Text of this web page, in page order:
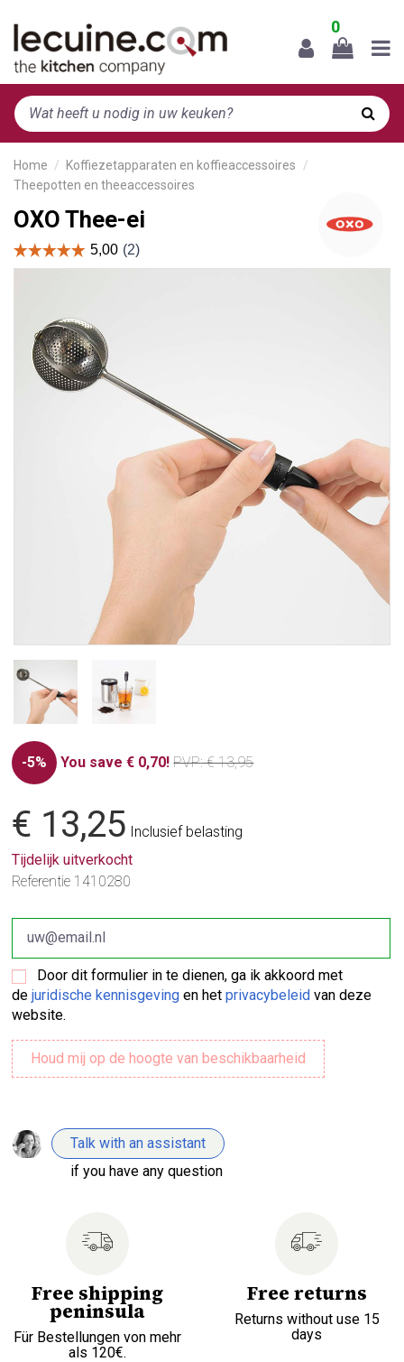
0
Home
Koffiezetapparaten en koffieaccessoires
Theepotten en theeaccessoires
OXO Thee-ei
-5% You save € 0,70! PVP: € 13,95
€ 13,25 Inclusief belasting
Tijdelijk uitverkocht
Referentie 1410280
Door dit formulier in te dienen, ga ik akkoord met
dejuridische kennisgeving en hetprivacybeleid van deze
website.
Talk with an assistant
if you have any question
Free shipping
peninsula
Für Bestellungen von mehr
als 120€.
Free returns
Returns without use 15
days